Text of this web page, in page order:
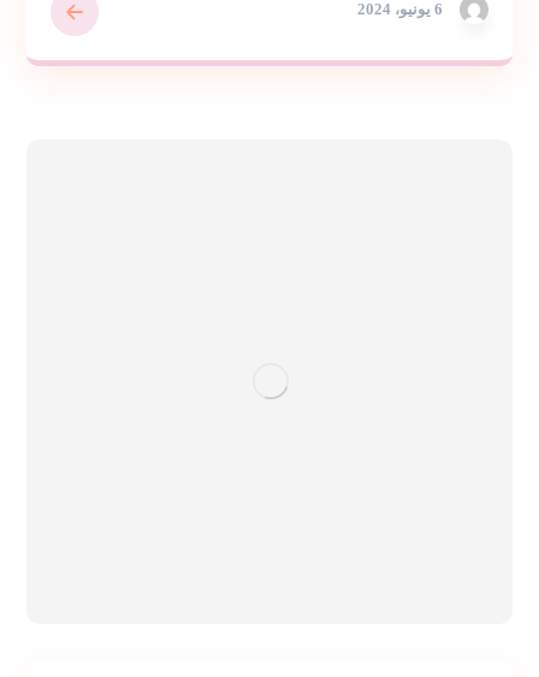
6 يونيو، 2024